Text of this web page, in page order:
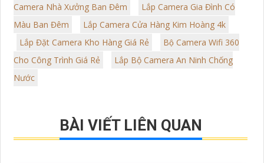
Camera Nhà Xưởng Ban Đêm
Lắp Camera Gia Đình Có
Màu Ban Đêm
Lắp Camera Cửa Hàng Kim Hoàng 4k
Lắp Đặt Camera Kho Hàng Giá Rẻ
Bộ Camera Wifi 360
Cho Công Trình Giá Rẻ
Lắp Bộ Camera An Ninh Chống
Nước
BÀI VIẾT LIÊN QUAN